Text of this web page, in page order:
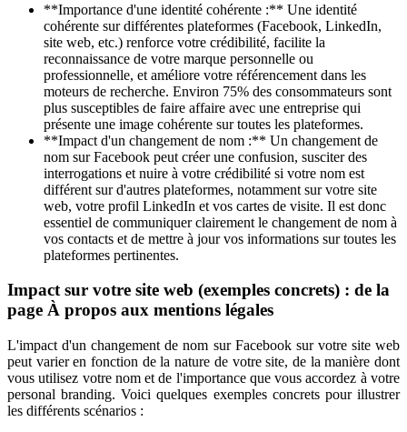
**Importance d'une identité cohérente :** Une identité
cohérente sur différentes plateformes (Facebook, LinkedIn,
site web, etc.) renforce votre crédibilité, facilite la
reconnaissance de votre marque personnelle ou
professionnelle, et améliore votre référencement dans les
moteurs de recherche. Environ 75% des consommateurs sont
plus susceptibles de faire affaire avec une entreprise qui
présente une image cohérente sur toutes les plateformes.
**Impact d'un changement de nom :** Un changement de
nom sur Facebook peut créer une confusion, susciter des
interrogations et nuire à votre crédibilité si votre nom est
différent sur d'autres plateformes, notamment sur votre site
web, votre profil LinkedIn et vos cartes de visite. Il est donc
essentiel de communiquer clairement le changement de nom à
vos contacts et de mettre à jour vos informations sur toutes les
plateformes pertinentes.
Impact sur votre site web (exemples concrets) : de la
page À propos aux mentions légales
L'impact d'un changement de nom sur Facebook sur votre site web
peut varier en fonction de la nature de votre site, de la manière dont
vous utilisez votre nom et de l'importance que vous accordez à votre
personal branding. Voici quelques exemples concrets pour illustrer
les différents scénarios :